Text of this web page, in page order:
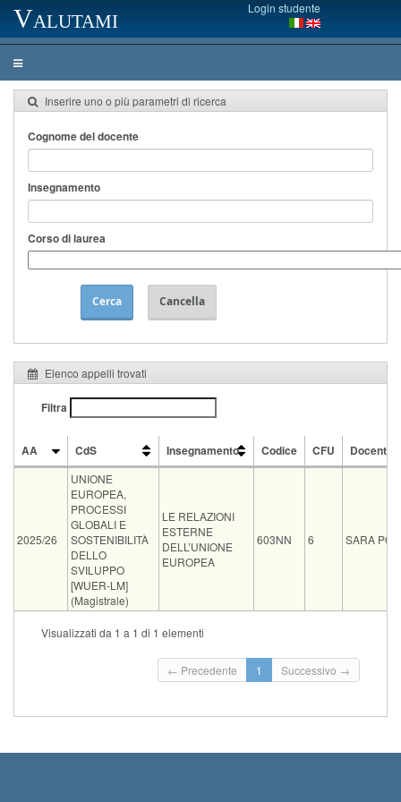
Valutami Login studente
Inserire uno o più parametri di ricerca
Cognome del docente
Insegnamento
Corso di laurea
Cerca Cancella
Elenco appelli trovati
Filtra
AA CdS Insegnamento Codice CFU
Docente
CdS
2025/26
UNIONE
EUROPEA,
PROCESSI
GLOBALI E
SOSTENIBILITÀ
DELLO
SVILUPPO
[WUER-LM]
(Magistrale)
LE RELAZIONI
ESTERNE
DELL’UNIONE
EUROPEA
603NN 6 SARA POLI
Data e ora Sede
0
Inizio iscrizioni:
Termine iscrizioni:
23:59
Visualizzati da 1 a 1 di 1 elementi
← Precedente 1 Successivo →